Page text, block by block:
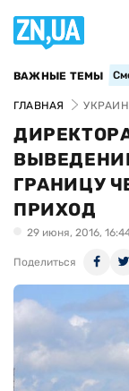
ВАЖНЫЕ ТЕМЫ
ГЛАВНАЯ
ГРАНИЦУ
ПРИХОД
29 июня, 2016,
Поделиться